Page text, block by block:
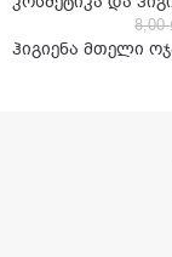
8,00
ჰიგიენა მთელი